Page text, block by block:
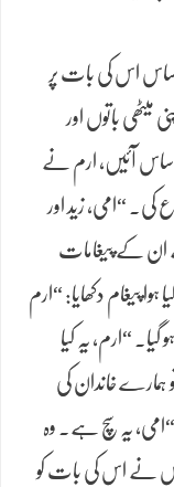
ساس اس کی بات پر
میٹھی باتوں اور
ساس آئیں، ارم نے
کی۔ “امی، زید اور
ان کے پیغامات
پیغام دکھایا: “ارم
“ارم، یہ کیا
ہمارے خاندان کی
یہ سچ ہے۔ وہ
نے اس کی بات کو